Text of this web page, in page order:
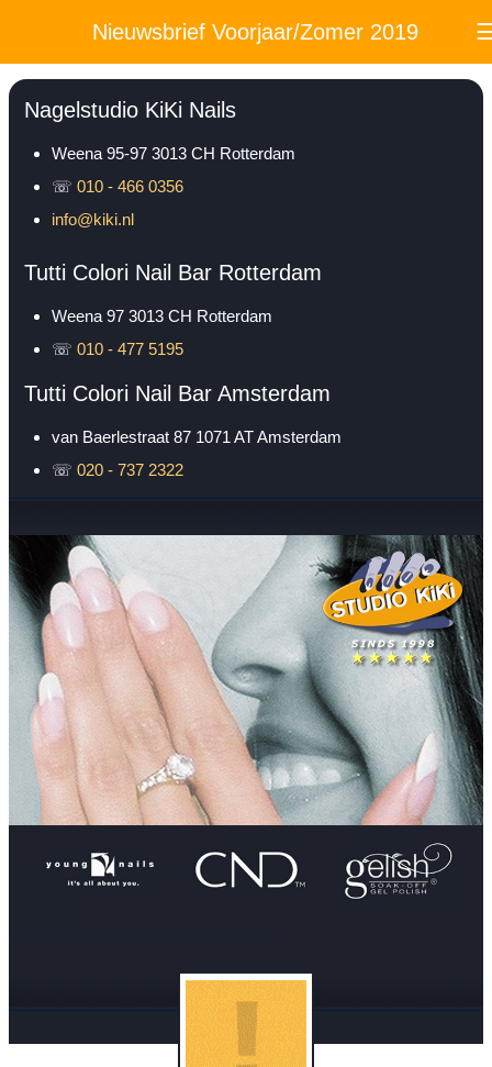
Nieuwsbrief Voorjaar/Zomer 2019
Nagelstudio KiKi Nails
Weena 95-97 3013 CH Rotterdam
☏010 - 466 0356
info@kiki.nl
Tutti Colori Nail Bar Rotterdam
Weena 97 3013 CH Rotterdam
☏010 - 477 5195
Tutti Colori Nail Bar Amsterdam
van Baerlestraat 87 1071 ATAmsterdam
☏020 - 737 2322